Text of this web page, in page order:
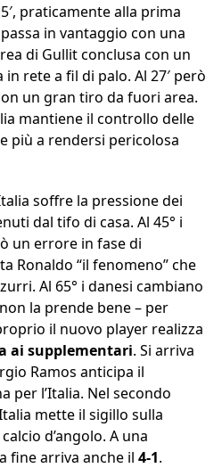
praticamente alla prima
in vantaggio con una
di Gullit conclusa con un
rete a fil di palo. Al 27′ però
un gran tiro da fuori area.
mantiene il controllo delle
più a rendersi pericolosa
soffre la pressione dei
dal tifo di casa. Al 45° i
un errore in fase di
Ronaldo “il fenomeno” che
Al 65° i danesi cambiano
la prende bene – per
il nuovo player realizza
ai supplementari. Si arriva
Ramos anticipa il
per l’Italia. Nel secondo
mette il sigillo sulla
d’angolo. A una
fine arriva anche il 4-1.